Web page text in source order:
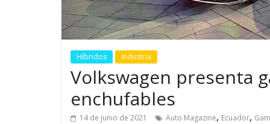
Híbridos Industria
Volkswagen presenta
enchufables
14 de junio de 2021 Auto Magazine, Ecuador,